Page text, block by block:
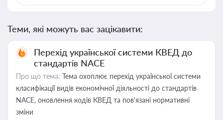
Теми, які можуть вас зацікавити:
Перехід української системи КВЕД до
стандартів NACE
Про що тема: Тема охоплює перехід української системи
класифікації видів економічної діяльності до стандартів
NACE, оновлення кодів КВЕД та пов'язані нормативні
зміни